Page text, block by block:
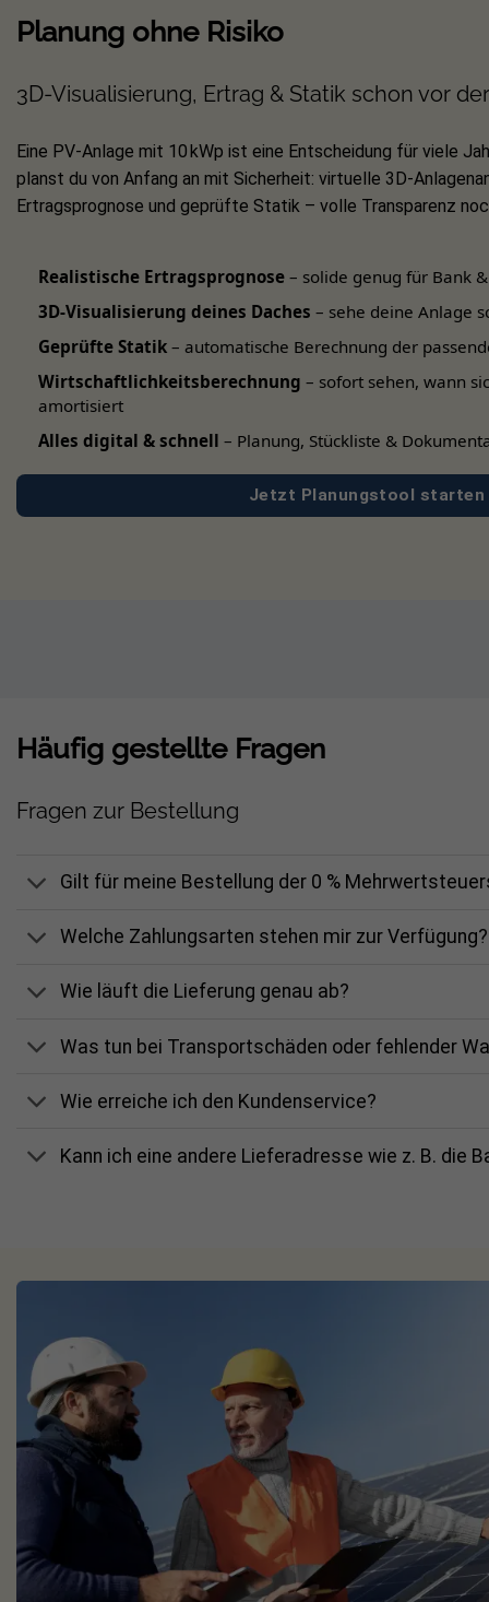
urbanen Regionen punktet. Durch die
Wichtiger Hinweis zur
*Wichtiger Hinweis:
Wände mit äußerer
und welche Schrauben für die Montage benötigt
Planung ohne Risiko
3D-Visualisierung, Ertrag & Statik schon vor
Eine PV-Anlage mit 10 kWp ist eine Entscheidung für viele
planst du von Anfang an mit Sicherheit: virtuelle 3D-
Ertragsprognose und geprüfte Statik – volle Transparenz
Realistische Ertragsprognose – solide genug für Bank
3D-Visualisierung deines Daches – sehe deine Anlage
Geprüfte Statik – automatische Berechnung der
Wirtschaftlichkeitsberechnung – sofort sehen, wann
amortisiert
Alles digital & schnell – Planung, Stückliste &
Jetzt Planungstool starten
Häufig gestellte Fragen
Fragen zur Bestellung
Gilt für meine Bestellung der 0 %
Welche Zahlungsarten stehen mir zur Verfügung?
Wie läuft die Lieferung genau ab?
Was tun bei Transportschäden oder fehlender
Wie erreiche ich den Kundenservice?
Kann ich eine andere Lieferadresse wie z. B. die